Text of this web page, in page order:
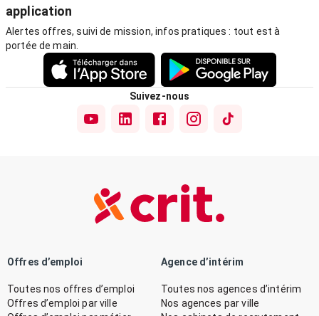
application
Alertes offres, suivi de mission, infos pratiques : tout est à
portée de main.
Suivez-nous
Offres d’emploi
Toutes nos offres d’emploi
Offres d’emploi par ville
Agence d’intérim
Toutes nos agences d’intérim
Nos agences par ville